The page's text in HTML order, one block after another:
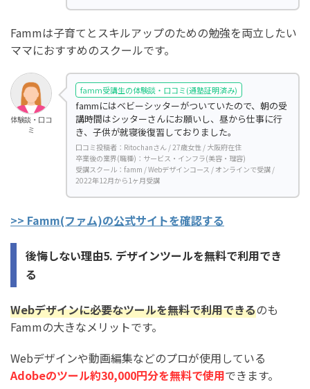
Fammは子育てとスキルアップのための勉強を両立したい
ママにおすすめのスクールです。
体験談・口コ
ミ
famm受講生の体験談・口コミ(通塾証明済み)
fammにはベビーシッターがついていたので、朝の受
講時間はシッターさんにお願いし、昼から仕事に行
き、子供が就寝後復習しておりました。
口コミ投稿者：Ritochanさん / 27歳女性 / 大阪府在住
卒業後の業界(職種)：サービス・インフラ(美容・理容)
受講スクール：famm / Webデザインコース / オンラインで受講 /
2022年12月から1ヶ月受講
>> Famm(ファム)の公式サイトを確認する
後悔しない理由5. デザインツールを無料で利用でき
る
Webデザインに必要なツールを無料で利用できるのも
Fammの大きなメリットです。
Webデザインや動画編集などのプロが使用している
Adobeのツール約30,000円分を無料で使用できます。